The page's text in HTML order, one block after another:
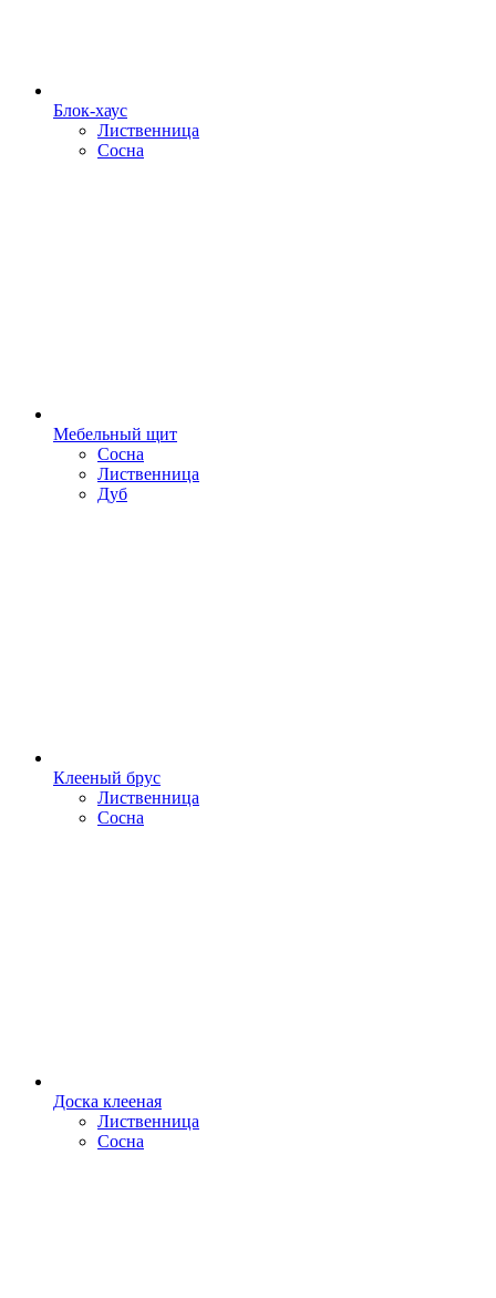
Блок-хаус
Лиственница
Сосна
Мебельный щит
Сосна
Лиственница
Дуб
Клееный брус
Лиственница
Сосна
Доска клееная
Лиственница
Сосна